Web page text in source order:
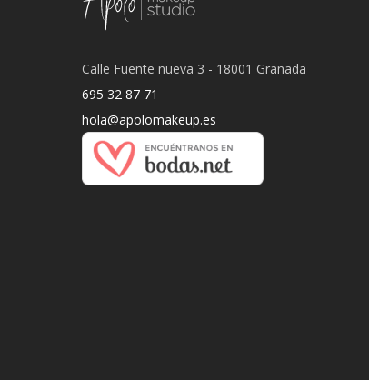
Calle Fuente nueva 3 - 18001 Granada
695 32 87 71
hola@apolomakeup.es